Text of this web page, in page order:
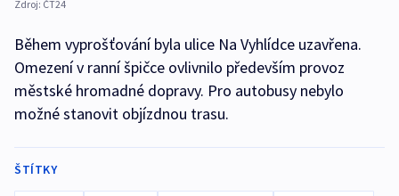
Zdroj: ČT24
Během vyprošťování byla ulice Na Vyhlídce uzavřena.
Omezení v ranní špičce ovlivnilo především provoz
městské hromadné dopravy. Pro autobusy nebylo
možné stanovit objízdnou trasu.
ŠTÍTKY